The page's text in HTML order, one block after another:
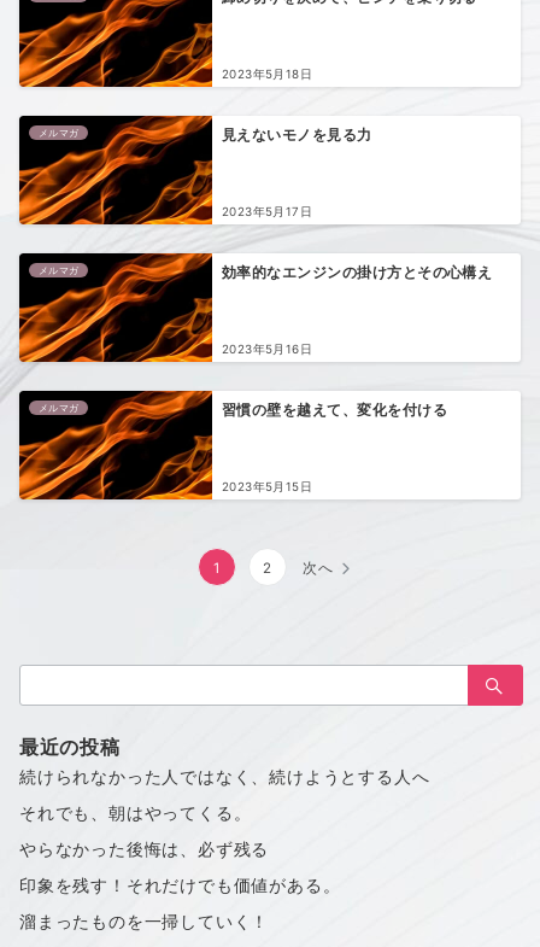
2023年5月18日
メルマガ 見えないモノを見る力
2023年5月17日
メルマガ 効率的なエンジンの掛け方とその心構え
2023年5月16日
メルマガ 習慣の壁を越えて、変化を付ける
2023年5月15日
ー
ジ
送
り
1 2 次へ
索：
最近の投稿
続けられなかった人ではなく、続けようとする人へ
それでも、朝はやってくる。
やらなかった後悔は、必ず残る
印象を残す！それだけでも価値がある。
溜まったものを一掃していく！